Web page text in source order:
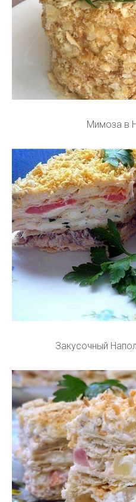
Мимоза в
Закусочный